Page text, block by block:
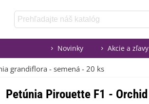
Novinky Akcie a zľavy
grandiflora - semená - 20 ks
Petúnia Pirouette F1 -